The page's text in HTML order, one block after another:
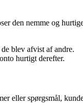
nemme og
blev afvist af andre.
hurtigt derefter.
eller spørgsmål,